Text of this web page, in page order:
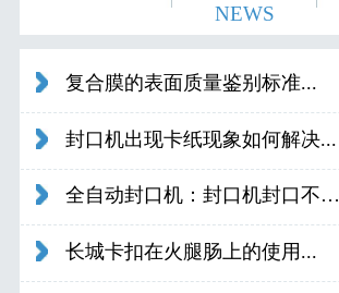
NEWS
复合膜的表面质量鉴别标准...
封口机出现卡纸现象如何解决...
全自动封口机：封口机封口不好应检查什...
长城卡扣在火腿肠上的使用...